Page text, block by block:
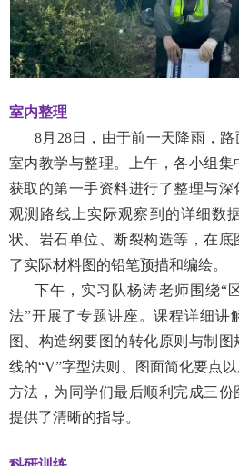
室内整理
8月 28日，由于前一天降雨，
室内教学与整理。上午，各小组
获取的第一手资料进行了整理与
观测路线上实际观察到的详细数
状、岩石单位、断裂构造等，在
了实际材料图的铅笔预描和编绘。
下午，实习队杨涛老师围绕“
法”开展了专题讲座。课程详细讲
图、构造纲要图的转化原则与制
线的“V”字型法则、图面简化要点
方法，为同学们最后顺利完成三
提供了清晰的指导。